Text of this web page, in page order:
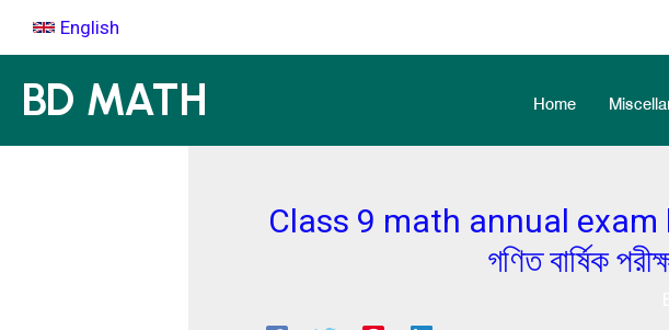
content
English
BD MATH Home
Class 9 math annual exam
গণিত বার্ষিক